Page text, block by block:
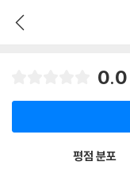
0.0
평점 분포